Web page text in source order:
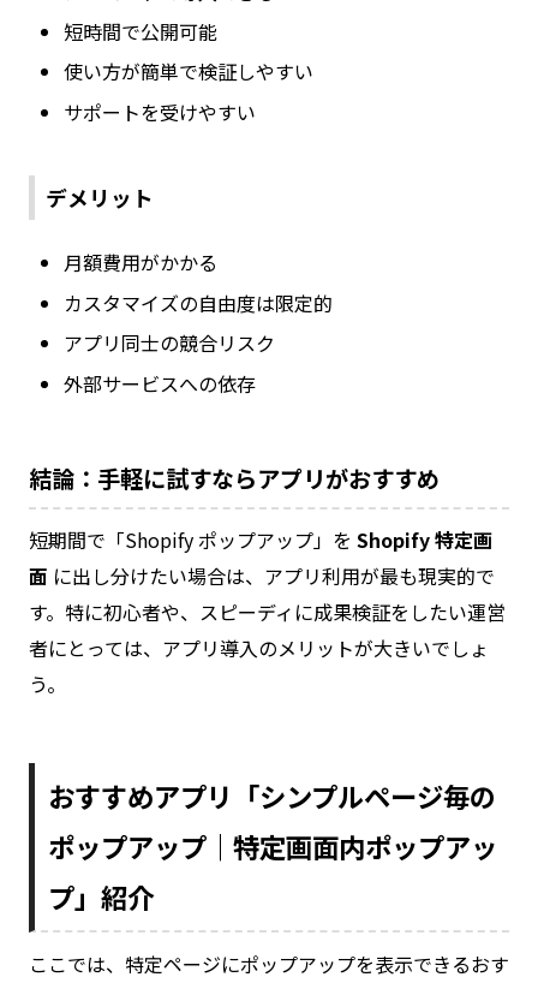
短時間で公開可能
使い方が簡単で検証しやすい
サポートを受けやすい
デメリット
月額費用がかかる
カスタマイズの自由度は限定的
アプリ同士の競合リスク
外部サービスへの依存
結論：手軽に試すならアプリがおすすめ
短期間で「Shopify ポップアップ」を Shopify 特定画
面 に出し分けたい場合は、アプリ利用が最も現実的で
す。特に初心者や、スピーディに成果検証をしたい運営
者にとっては、アプリ導入のメリットが大きいでしょ
う。
おすすめアプリ「シンプルページ毎の
ポップアップ｜特定画面内ポップアッ
プ」紹介
ここでは、特定ページにポップアップを表示できるおす